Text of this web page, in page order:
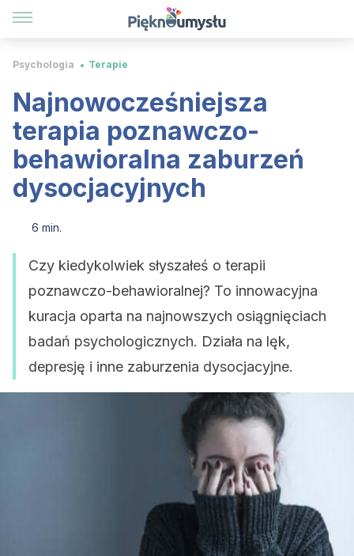
Psychologia Terapie
Najnowocześniejsza
terapia poznawczo-
behawioralna zaburzeń
dysocjacyjnych
6 min.
Czy kiedykolwiek słyszałeś o terapii
poznawczo-behawioralnej? To innowacyjna
kuracja oparta na najnowszych osiągnięciach
badań psychologicznych. Działa na lęk,
depresję i inne zaburzenia dysocjacyjne.